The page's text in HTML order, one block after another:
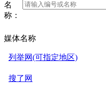
名
称：
媒体名称
列举网(可指定地区)
搜了网